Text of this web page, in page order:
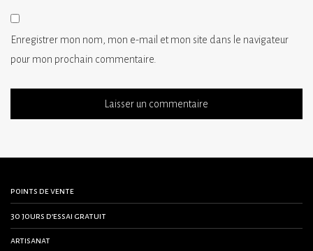
Enregistrer mon nom, mon e-mail et mon site dans le navigateur
pour mon prochain commentaire.
points de vente
30 jours d’essai gratuit
artisanat